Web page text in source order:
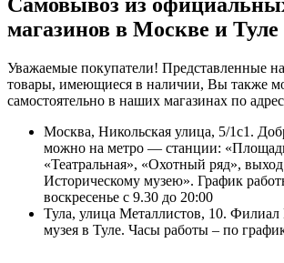
Самовывоз из
магазинов в Москве и Туле
Уважаемые покупатели! Представленные
товары, имеющиеся в наличии, Вы также
самостоятельно в наших магазинах по
Москва, Никольская улица, 5/1с1.
можно на метро — станции:
«Театральная», «Охотный ряд»,
Историческому музею». График
воскресенье с 9.30 до 20:00
Тула, улица Металлистов, 10. Филиал
музея в Туле. Часы работы – по